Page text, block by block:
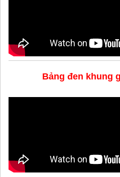
Bảng đen khung